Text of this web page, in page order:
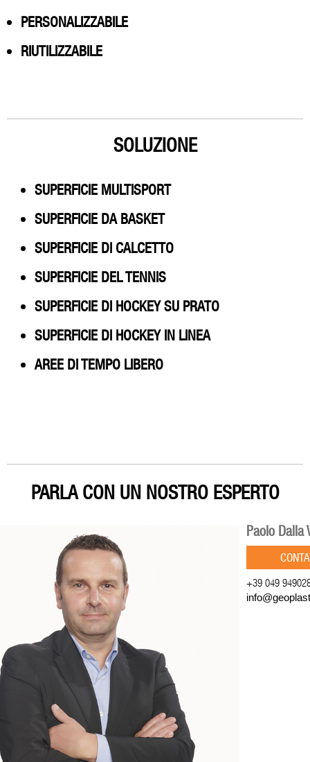
PERSONALIZZABILE
RIUTILIZZABILE
SOLUZIONE
SUPERFICIE MULTISPORT
SUPERFICIE DA BASKET
SUPERFICIE DI CALCETTO
SUPERFICIE DEL TENNIS
SUPERFICIE DI HOCKEY SU PRATO
SUPERFICIE DI HOCKEY IN LINEA
AREE DI TEMPO LIBERO
PARLA CON UN NOSTRO ESPERTO
Paolo Dalla
+39 049